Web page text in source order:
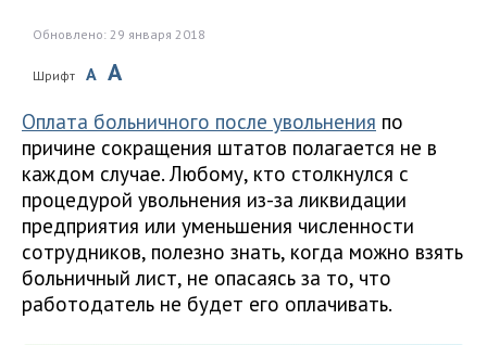
Обновлено: 29 января 2018
Шрифт A A
Оплата больничного после увольнения по
причине сокращения штатов полагается не в
каждом случае. Любому, кто столкнулся с
процедурой увольнения из-за ликвидации
предприятия или уменьшения численности
сотрудников, полезно знать, когда можно взять
больничный лист, не опасаясь за то, что
работодатель не будет его оплачивать.